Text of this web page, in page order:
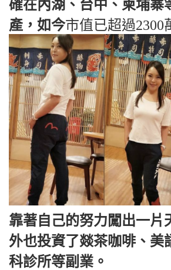
確在內湖、台中、柬埔寨
產，如今市值已超過2300
靠著自己的努力闖出一片
外也投資了燚茶咖啡、美
科診所等副業。